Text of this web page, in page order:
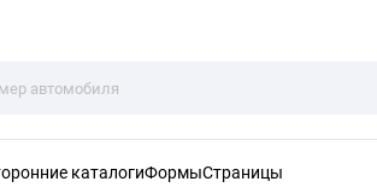
каталогиФормыСтраницы